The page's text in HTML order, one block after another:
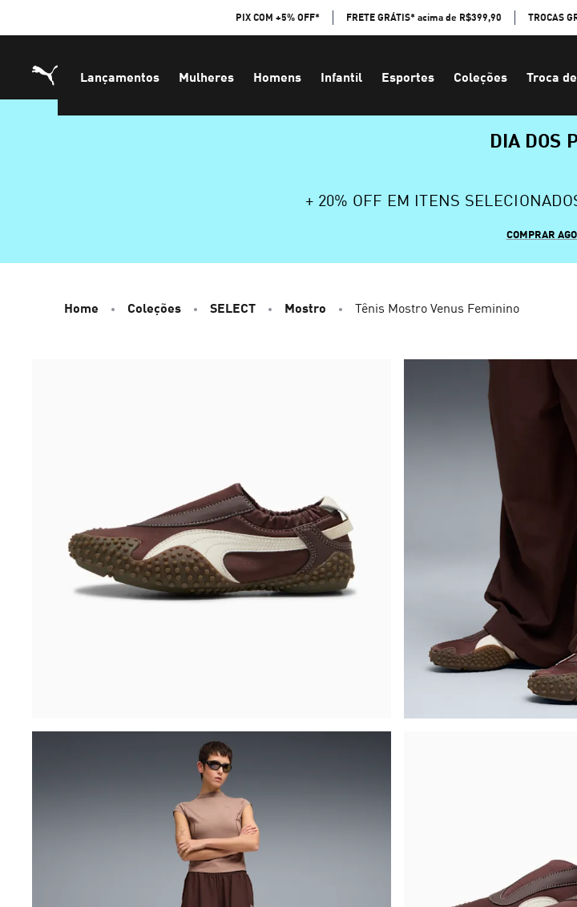
PIX COM +5% OFF* FRETE GRÁTIS* acima de R$399,90 TROCAS
Lançamentos Mulheres Homens Infantil Esportes Coleções Troca
DIA DOS
+ 20% OFF EM ITENS
COMPRAR
Home Coleções SELECT Mostro Tênis Mostro Venus Feminino